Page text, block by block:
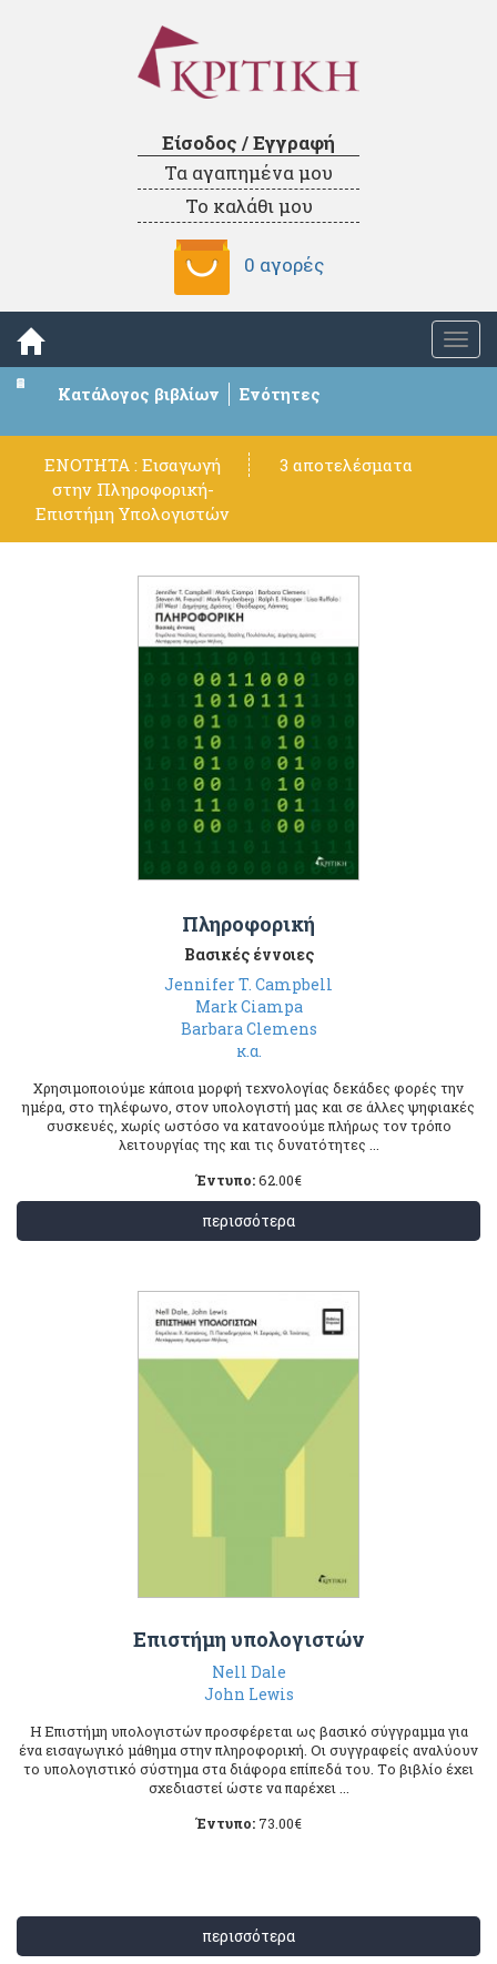
Είσοδος / Εγγραφή
Τα αγαπημένα μου
Το καλάθι μου
0 αγορές
Κατάλογος βιβλίων Ενότητες
ΕΝΟΤΗΤΑ : Εισαγωγή
στην Πληροφορική-
Επιστήμη Υπολογιστών
3 αποτελέσματα
Πληροφορική
Βασικές έννοιες
Jennifer T. Campbell
Mark Ciampa
Barbara Clemens
κ.α.
Χρησιμοποιούμε κάποια μορφή τεχνολογίας δεκάδες φορές την
ημέρα, στο τηλέφωνο, στον υπολογιστή μας και σε άλλες ψηφιακές
συσκευές, χωρίς ωστόσο να κατανοούμε πλήρως τον τρόπο
λειτουργίας της και τις δυνατότητες ...
Έντυπο:62.00€
περισσότερα
Επιστήμη υπολογιστών
Nell Dale
John Lewis
H Επιστήμη υπολογιστών προσφέρεται ως βασικό σύγγραμμα για
ένα εισαγωγικό μάθημα στην πληροφορική. Οι συγγραφείς αναλύουν
το υπολογιστικό σύστημα στα διάφορα επίπεδά του. Tο βιβλίο έχει
σχεδιαστεί ώστε να παρέχει ...
Έντυπο: 73.00€
περισσότερα